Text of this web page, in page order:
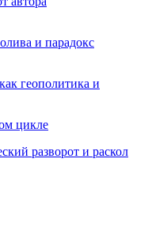
и парадокс
геополитика и
цикле
разворот и раскол